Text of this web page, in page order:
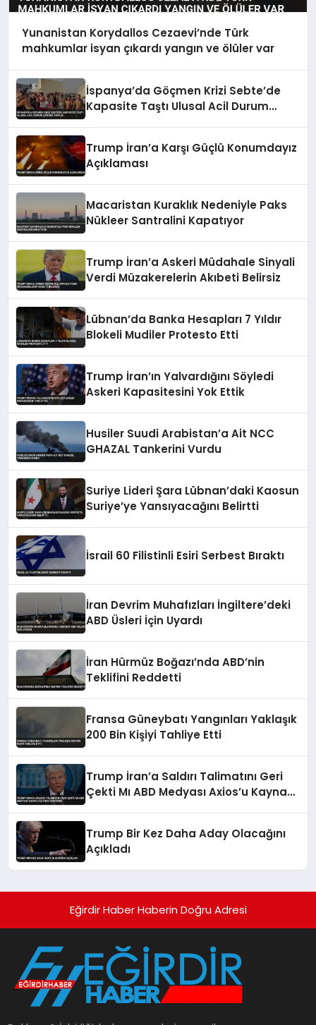
Yunanistan Korydallos Cezaevi’nde Türk
mahkumlar isyan çıkardı yangın ve ölüler var
İspanya’da Göçmen Krizi Sebte’de
Kapasite Taştı Ulusal Acil Durum
Trump İran’a Karşı Güçlü Konumdayız
Açıklaması
Macaristan Kuraklık Nedeniyle Paks
Nükleer Santralini Kapatıyor
Trump İran’a Askeri Müdahale Sinyali
Verdi Müzakerelerin Akıbeti Belirsiz
Lübnan’da Banka Hesapları 7 Yıldır
Blokeli Mudiler Protesto Etti
Trump İran’ın Yalvardığını Söyledi
Askeri Kapasitesini Yok Ettik
Husiler Suudi Arabistan’a Ait NCC
GHAZAL Tankerini Vurdu
Suriye Lideri Şara Lübnan’daki Kaosun
Suriye’ye Yansıyacağını Belirtti
İsrail 60 Filistinli Esiri Serbest Bıraktı
İran Devrim Muhafızları İngiltere’deki
ABD Üsleri İçin Uyardı
İran Hürmüz Boğazı’nda ABD’nin
Teklifini Reddetti
Fransa Güneybatı Yangınları Yaklaşık
200 Bin Kişiyi Tahliye Etti
Trump İran’a Saldırı Talimatını Geri
Çekti Mı ABD Medyası Axios’u Kaynak
Trump Bir Kez Daha Aday Olacağını
Açıkladı
Eğirdir Haber Haberin Doğru Adresi